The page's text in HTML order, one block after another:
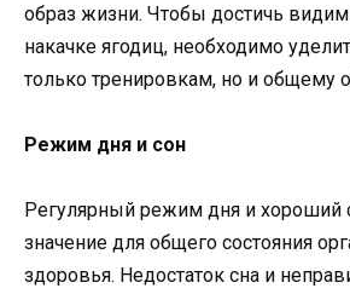
образ жизни. Чтобы достичь
накачке ягодиц, необходимо
только тренировкам, но и общему
Режим дня и сон
Регулярный режим дня и хороший
значение для общего состояния
здоровья. Недостаток сна и